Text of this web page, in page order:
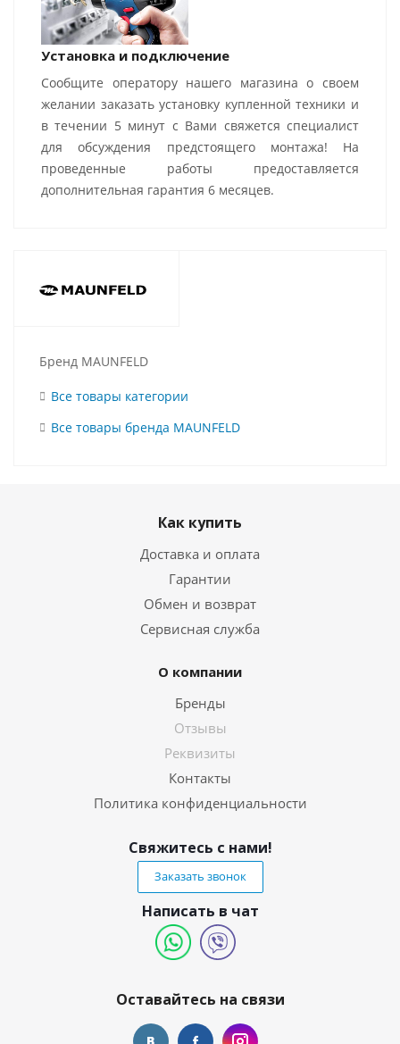
Установка и подключение
Сообщите оператору нашего магазина о своем
желании заказать установку купленной техники и
в течении 5 минут с Вами свяжется специалист
для обсуждения предстоящего монтажа! На
проведенные работы предоставляется
дополнительная гарантия 6 месяцев.
Бренд MAUNFELD
Все товары категории
Все товары бренда MAUNFELD
Как купить
Доставка и оплата
Гарантии
Обмен и возврат
Сервисная служба
О компании
Бренды
Отзывы
Реквизиты
Контакты
Политика конфиденциальности
Свяжитесь с нами!
Заказать звонок
Написать в чат
Оставайтесь на связи